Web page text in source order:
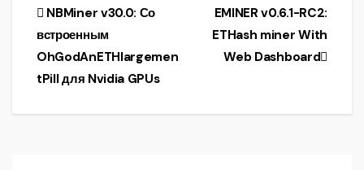
Навигация
по
записям
EMINER v0.6.1-RC2:
ETHash miner With
Web Dashboard
NBMiner v30.0: Со
встроенным
OhGodAnETHlargemen
tPill для Nvidia GPUs